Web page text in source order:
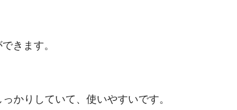
きます。
っかりしていて、使いやすいです。